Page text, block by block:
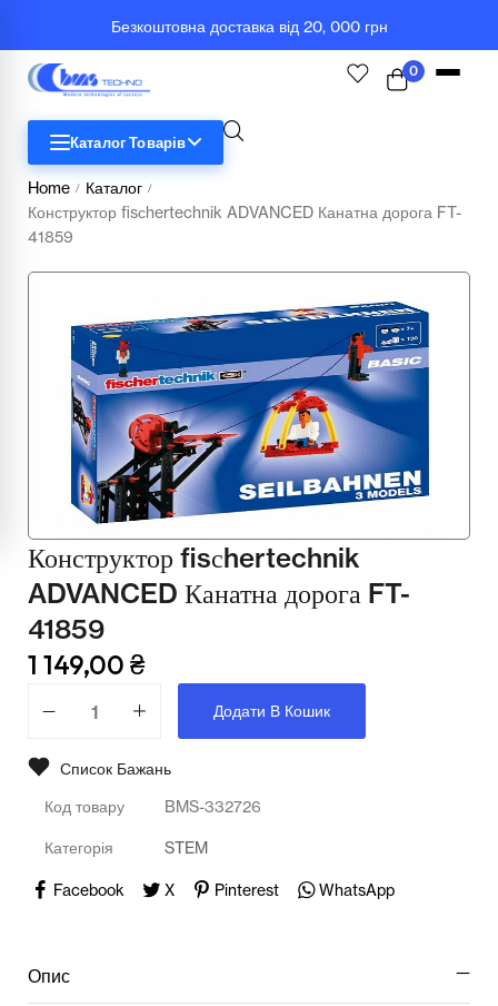
Безкоштовна доставка від 20, 000 грн
0
Каталог Товарів
STEM
Географія
Комп'ютерна техніка
Меблі
Медичні тренажери та манекени
Мультимедійне обладнання
Освіта
Телерадіо обладнання
Захист України
Всі товари
STEM
Home / Каталог /
Конструктор fisсhertechnik ADVANCED Канатна дорога FT-
41859
Конструктор fisсhertechnik
ADVANCED Канатна дорога FT-
41859
1 149,00 ₴
Додати В Кошик
Список Бажань
Код товару BMS-332726
Категорія STEM
Facebook X Pinterest WhatsApp
Опис